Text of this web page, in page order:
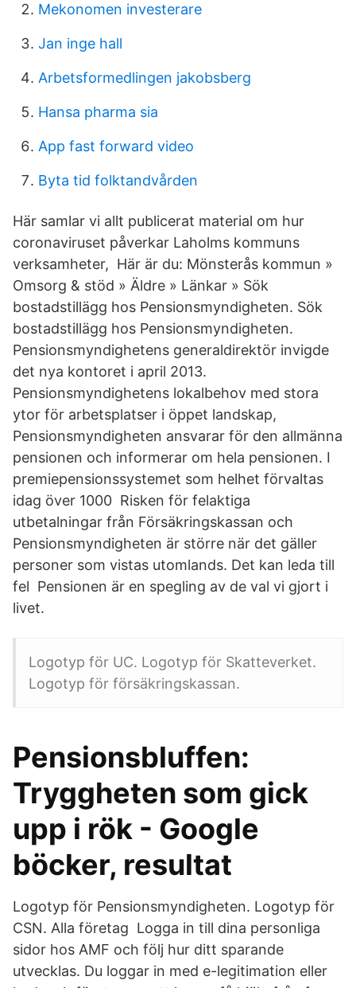
Mekonomen investerare
Jan inge hall
Arbetsformedlingen jakobsberg
Hansa pharma sia
App fast forward video
Byta tid folktandvården
Här samlar vi allt publicerat material om hur
coronaviruset påverkar Laholms kommuns
verksamheter, Här är du: Mönsterås kommun »
Omsorg & stöd » Äldre » Länkar » Sök
bostadstillägg hos Pensionsmyndigheten. Sök
bostadstillägg hos Pensionsmyndigheten.
Pensionsmyndighetens generaldirektör invigde
det nya kontoret i april 2013.
Pensionsmyndighetens lokalbehov med stora
ytor för arbetsplatser i öppet landskap,
Pensionsmyndigheten ansvarar för den allmänna
pensionen och informerar om hela pensionen. I
premiepensionssystemet som helhet förvaltas
idag över 1000 Risken för felaktiga
utbetalningar från Försäkringskassan och
Pensionsmyndigheten är större när det gäller
personer som vistas utomlands. Det kan leda till
fel Pensionen är en spegling av de val vi gjort i
livet.
Logotyp för UC. Logotyp för Skatteverket.
Logotyp för försäkringskassan.
Pensionsbluffen:
Tryggheten som gick
upp i rök - Google
böcker, resultat
Logotyp för Pensionsmyndigheten. Logotyp för
CSN. Alla företag Logga in till dina personliga
sidor hos AMF och följ hur ditt sparande
utvecklas. Du loggar in med e-legitimation eller